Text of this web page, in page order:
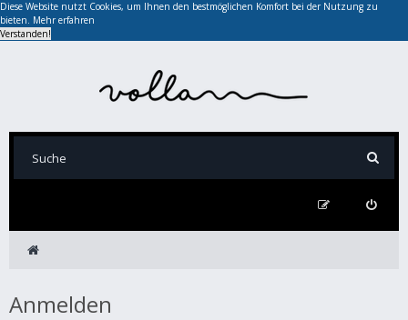
Diese Website nutzt Cookies, um Ihnen den bestmöglichen Komfort bei der Nutzung zu
bieten. Mehr erfahren
Verstanden!
Anmelden